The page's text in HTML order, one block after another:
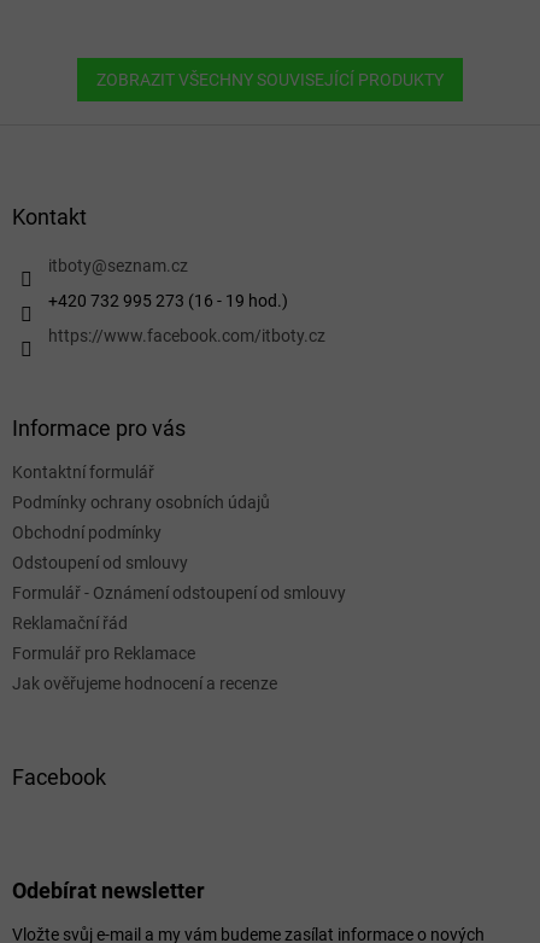
ZOBRAZIT VŠECHNY SOUVISEJÍCÍ PRODUKTY
Kontakt
itboty@seznam.cz
+420 732 995 273 (16 - 19 hod.)
https://www.facebook.com/itboty.cz
Informace pro vás
Kontaktní formulář
Podmínky ochrany osobních údajů
Obchodní podmínky
Odstoupení od smlouvy
Formulář - Oznámení odstoupení od smlouvy
Reklamační řád
Formulář pro Reklamace
Jak ověřujeme hodnocení a recenze
Facebook
Odebírat newsletter
Vložte svůj e-mail a my vám budeme zasílat informace o nových